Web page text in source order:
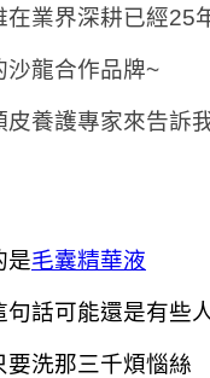
在業界深耕已經25
沙龍合作品牌~
皮養護專家來告訴
是毛囊精華液
句話可能還是有些
要洗那三千煩惱絲